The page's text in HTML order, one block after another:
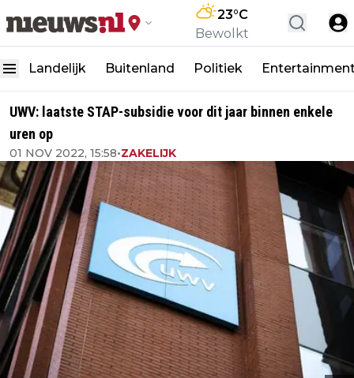
23°C
Bewolkt
Landelijk Buitenland Politiek
UWV: laatste STAP-subsidie voor dit jaar binnen enkele
uren op
01 NOV 2022, 15:58•ZAKELIJK